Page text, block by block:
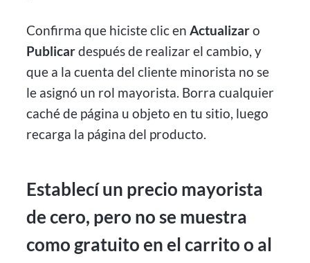
Confirma que hiciste clic enActualizaro
Publicardespués de realizar el cambio, y
que a la cuenta del cliente minorista no se
le asignó un rol mayorista. Borra cualquier
caché de página u objeto en tu sitio, luego
recarga la página del producto.
Establecí un precio mayorista
de cero, pero no se muestra
como gratuito en el carrito o al